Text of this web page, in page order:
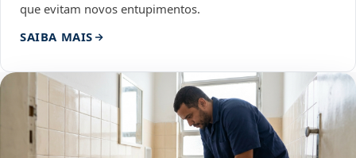
que evitam novos entupimentos.
SAIBA MAIS